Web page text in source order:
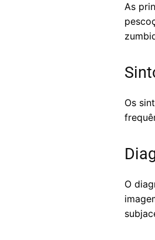
As
Os
O